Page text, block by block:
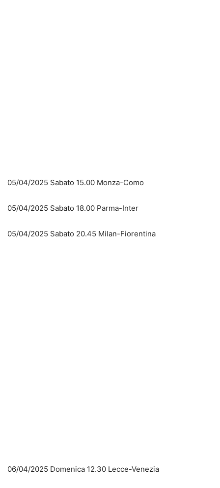
05/04/2025 Sabato 15.00 Monza-Como
05/04/2025 Sabato 18.00 Parma-Inter
05/04/2025 Sabato 20.45 Milan-Fiorentina
06/04/2025 Domenica 12.30 Lecce-Venezia